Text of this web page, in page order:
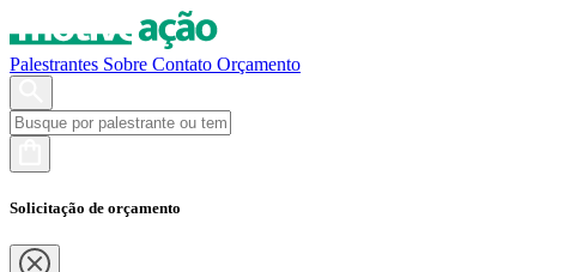
Palestrantes Sobre Contato Orçamento
Solicitação de orçamento